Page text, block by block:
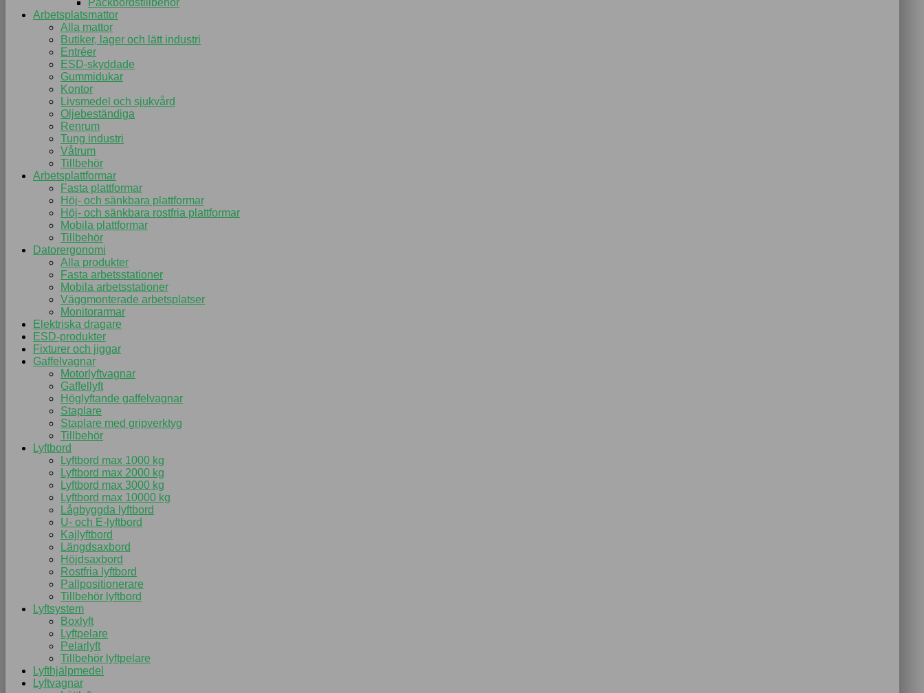
Packbordstillbehör
Arbetsplatsmattor
Alla mattor
Butiker, lager och lätt industri
Entréer
ESD-skyddade
Gummidukar
Kontor
Livsmedel och sjukvård
Oljebeständiga
Renrum
Tung industri
Våtrum
Tillbehör
Arbetsplattformar
Fasta plattformar
Höj- och sänkbara plattformar
Höj- och sänkbara rostfria plattformar
Mobila plattformar
Tillbehör
Datorergonomi
Alla produkter
Fasta arbetsstationer
Mobila arbetsstationer
Väggmonterade arbetsplatser
Monitorarmar
Elektriska dragare
ESD-produkter
Fixturer och jiggar
Gaffelvagnar
Motorlyftvagnar
Gaffellyft
Höglyftande gaffelvagnar
Staplare
Staplare med gripverktyg
Tillbehör
Lyftbord
Lyftbord max 1000 kg
Lyftbord max 2000 kg
Lyftbord max 3000 kg
Lyftbord max 10000 kg
Lågbyggda lyftbord
U- och E-lyftbord
Kajlyftbord
Längdsaxbord
Höjdsaxbord
Rostfria lyftbord
Pallpositionerare
Tillbehör lyftbord
Lyftsystem
Boxlyft
Lyftpelare
Pelarlyft
Tillbehör lyftpelare
Lyfthjälpmedel
Lyftvagnar